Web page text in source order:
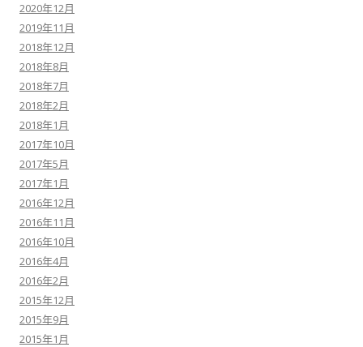
2020年12月
2019年11月
2018年12月
2018年8月
2018年7月
2018年2月
2018年1月
2017年10月
2017年5月
2017年1月
2016年12月
2016年11月
2016年10月
2016年4月
2016年2月
2015年12月
2015年9月
2015年1月